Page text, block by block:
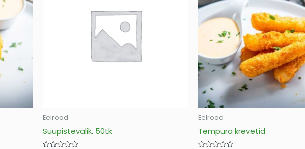
Eelroad
Suupistevalik, 50tk
Eelroad
Tempura krevetid